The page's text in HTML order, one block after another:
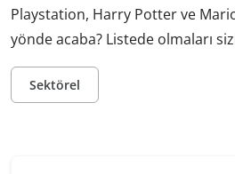
Playstation, Harry Potter ve
yönde acaba? Listede olmaları sizi
Sektörel